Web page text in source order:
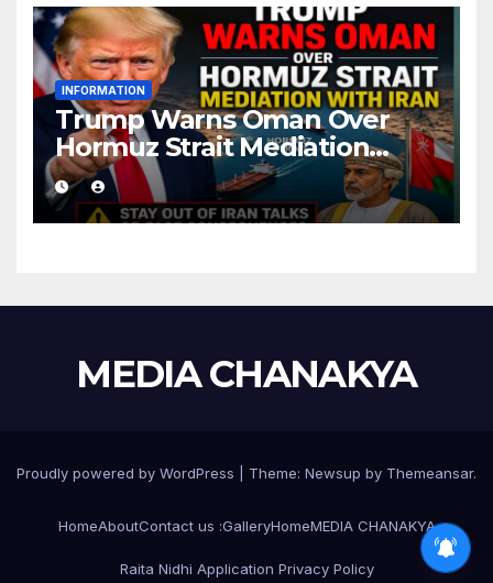
INFORMATION
Trump Warns Oman Over
Hormuz Strait Mediation
With Iran
MEDIA CHANAKYA
Proudly powered by WordPress Theme: Newsup by Themeansar.
HomeAboutContact us :GalleryHomeMEDIA CHANAKYA
Raita Nidhi Application Privacy Policy